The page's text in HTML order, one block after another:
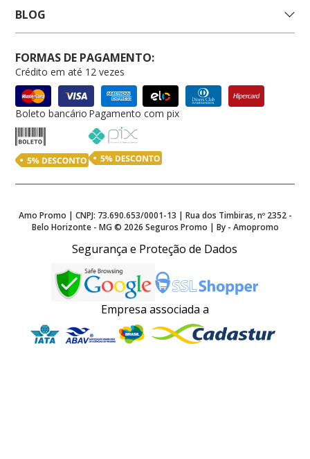
BLOG
FORMAS DE PAGAMENTO:
Crédito em até 12 vezes
Boleto bancário Pagamento com pix
Amo Promo | CNPJ: 73.690.653/0001-13 | Rua dos Timbiras, nº 2352 -
Belo Horizonte - MG © 2026 Seguros Promo | By - Amopromo
Segurança e Proteção de Dados
Empresa associada a